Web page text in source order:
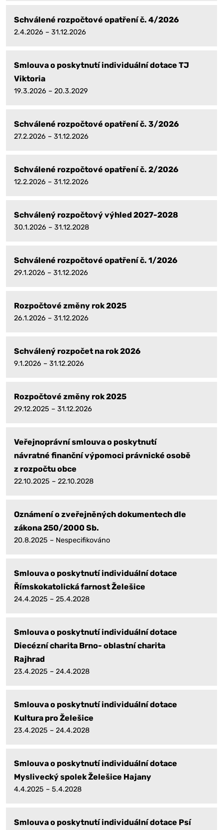
Schválené rozpočtové opatření č. 4/2026
2.4.2026 – 31.12.2026
Smlouva o poskytnutí individuální dotace TJ
Viktoria
19.3.2026 – 20.3.2029
Schválené rozpočtové opatření č. 3/2026
27.2.2026 – 31.12.2026
Schválené rozpočtové opatření č. 2/2026
12.2.2026 – 31.12.2026
Schválený rozpočtový výhled 2027-2028
30.1.2026 – 31.12.2028
Schválené rozpočtové opatření č. 1/2026
29.1.2026 – 31.12.2026
Rozpočtové změny rok 2025
26.1.2026 – 31.12.2026
Schválený rozpočet na rok 2026
9.1.2026 – 31.12.2026
Rozpočtové změny rok 2025
29.12.2025 – 31.12.2026
Veřejnoprávní smlouva o poskytnutí
návratné finanční výpomoci právnické osobě
z rozpočtu obce
22.10.2025 – 22.10.2028
Oznámení o zveřejněných dokumentech dle
zákona 250/2000 Sb.
20.8.2025 – Nespecifikováno
Smlouva o poskytnutí individuální dotace
Římskokatolická farnost Želešice
24.4.2025 – 25.4.2028
Smlouva o poskytnutí individuální dotace
Diecézní charita Brno- oblastní charita
Rajhrad
23.4.2025 – 24.4.2028
Smlouva o poskytnutí individuální dotace
Kultura pro Želešice
23.4.2025 – 24.4.2028
Smlouva o poskytnutí individuální dotace
Myslivecký spolek Želešice Hajany
4.4.2025 – 5.4.2028
Smlouva o poskytnutí individuální dotace Psí